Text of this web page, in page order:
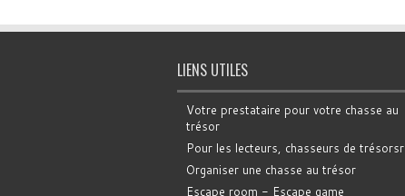
LIENS UTILES
Votre prestataire pour votre chasse au
trésor
Pour les lecteurs, chasseurs de trésorsr
Organiser une chasse au trésor
Escape room - Escape game